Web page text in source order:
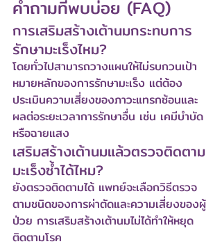
คำถามที่พบบ่อย (FAQ)
การเสริมสร้างเต้านมกระทบการ
รักษามะเร็งไหม?
โดยทั่วไปสามารถวางแผนให้ไม่รบกวนเป้า
หมายหลักของการรักษามะเร็ง แต่ต้อง
ประเมินความเสี่ยงของภาวะแทรกซ้อนและ
ผลต่อระยะเวลาการรักษาอื่น เช่น เคมีบำบัด
หรือฉายแสง
เสริมสร้างเต้านมแล้วตรวจติดตาม
มะเร็งซ้ำได้ไหม?
ยังตรวจติดตามได้ แพทย์จะเลือกวิธีตรวจ
ตามชนิดของการผ่าตัดและความเสี่ยงของผู้
ป่วย การเสริมสร้างเต้านมไม่ได้ทำให้หยุด
ติดตามโรค